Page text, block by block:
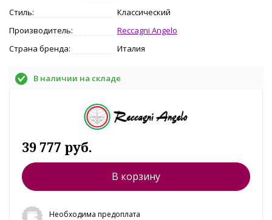
Стиль:
Классический
Производитель:
Reccagni Angelo
Страна бренда:
Италия
В наличии на складе
39 777 руб.
В корзину
Необходима предоплата